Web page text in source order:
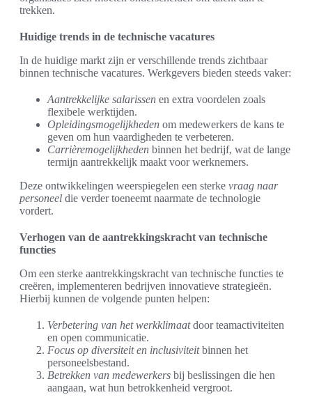
trekken.
Huidige trends in de technische vacatures
In de huidige markt zijn er verschillende trends zichtbaar
binnen technische vacatures. Werkgevers bieden steeds vaker:
Aantrekkelijke salarissen en extra voordelen zoals
flexibele werktijden.
Opleidingsmogelijkheden om medewerkers de kans te
geven om hun vaardigheden te verbeteren.
Carrièremogelijkheden binnen het bedrijf, wat de lange
termijn aantrekkelijk maakt voor werknemers.
Deze ontwikkelingen weerspiegelen een sterke vraag naar
personeel die verder toeneemt naarmate de technologie
vordert.
Verhogen van de aantrekkingskracht van technische
functies
Om een sterke aantrekkingskracht van technische functies te
creëren, implementeren bedrijven innovatieve strategieën.
Hierbij kunnen de volgende punten helpen:
Verbetering van het werkklimaatdoor teamactiviteiten
en open communicatie.
Focus op diversiteit en inclusiviteitbinnen het
personeelsbestand.
Betrekken van medewerkers bij beslissingen die hen
aangaan, wat hun betrokkenheid vergroot.